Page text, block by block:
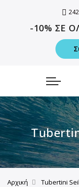
-10% ΣΕ
Αρχική Tubertini